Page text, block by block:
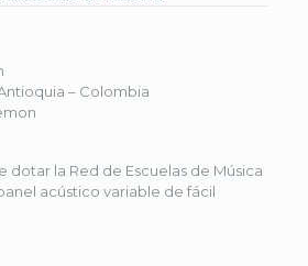
– Colombia
dotar la Red de Escuelas de Música
acústico variable de fácil